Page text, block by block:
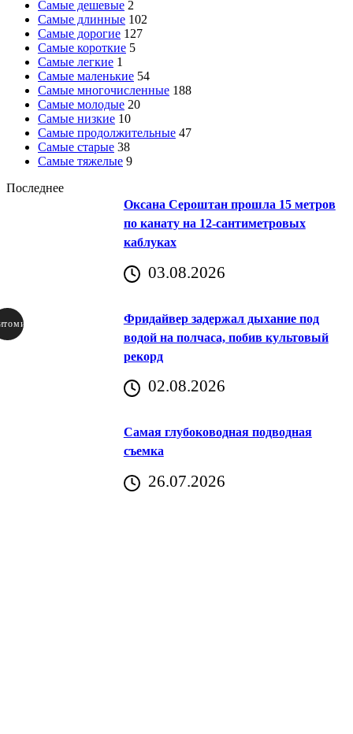
Самые дешевые 2
Самые длинные 102
Самые дорогие 127
Самые короткие 5
Самые легкие 1
Самые маленькие 54
Самые многочисленные 188
Самые молодые 20
Самые низкие 10
Самые продолжительные 47
Самые старые 38
Самые тяжелые 9
Последнее
Оксана Сероштан прошла 15 метров
по канату на 12-сантиметровых
каблуках
03.08.2026
Фридайвер задержал дыхание под
водой на полчаса, побив культовый
рекорд
02.08.2026
Самая глубоководная подводная
съемка
26.07.2026